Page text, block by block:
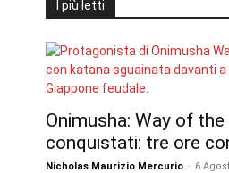
I più letti
Onimusha: Way of
conquistati: tre ore
Nicholas Maurizio Mercurio - 6